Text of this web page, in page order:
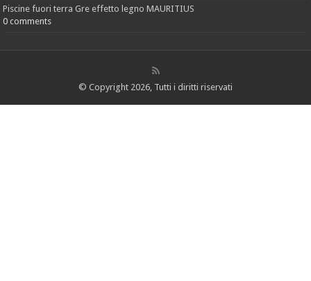
Piscine fuori terra Gre effetto legno MAURITIUS
0 comments
© Copyright 2026, Tutti i diritti riservati